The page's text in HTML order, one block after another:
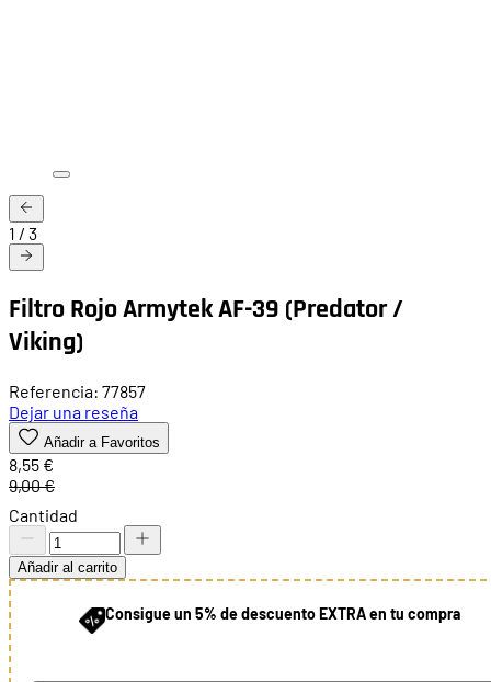
1 / 3
Filtro Rojo Armytek AF-39 (Predator /
Viking)
Referencia: 77857
Dejar una reseña
Añadir a Favoritos
8,55 €
9,00 €
Cantidad
Añadir al carrito
Consigue un 5% de descuento EXTRA en tu compra